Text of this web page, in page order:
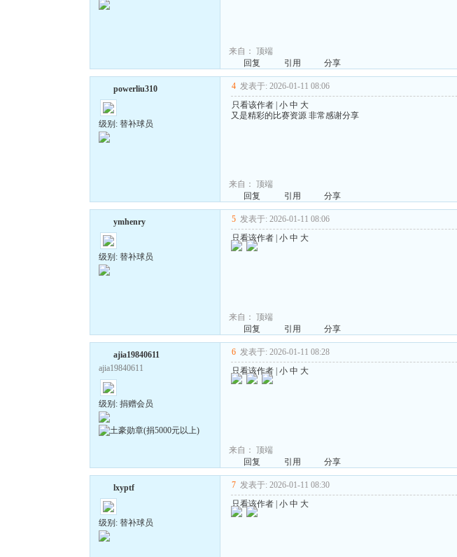
来自： 顶端
回复
引用 分享
powerliu310
级别: 替补球员
4 发表于: 2026-01-11 08:06
只看该作者| 小 中 大
又是精彩的比赛资源 非常感谢分享
来自： 顶端
回复
引用 分享
ymhenry
级别: 替补球员
5 发表于: 2026-01-11 08:06
只看该作者| 小 中 大
来自： 顶端
回复
引用 分享
ajia19840611
ajia19840611
级别: 捐赠会员
6 发表于: 2026-01-11 08:28
只看该作者| 小 中 大
来自： 顶端
回复
引用 分享
lxyptf
级别: 替补球员
7 发表于: 2026-01-11 08:30
只看该作者| 小 中 大